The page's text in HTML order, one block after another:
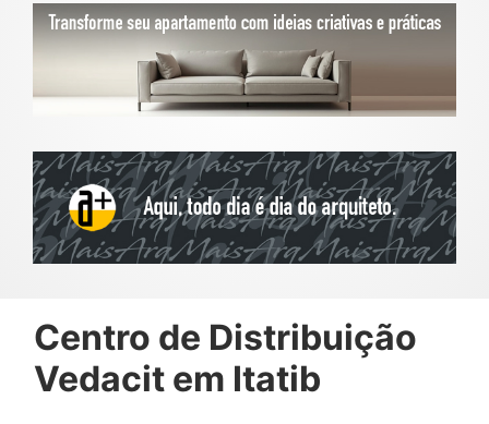
Centro de Distribuição
Vedacit em Itatib